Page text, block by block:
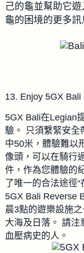
己的龜並幫助它遊
龜的困境的更多訊
13. Enjoy 5GX
5GX Bali在Legian
驗。
只須繫緊安全
中50米，體驗難以
像頭，可以在騎行
件，作為您體驗的
了唯一的合法途徑“
5GX Bali Reverse
晨3點的遊樂設施之
大海及日落。 請注
血壓病史的人。